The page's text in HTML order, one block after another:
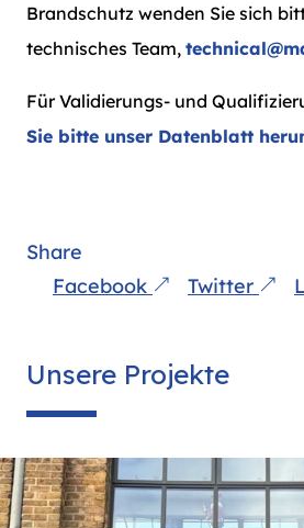
Brandschutz wenden Sie sich
technisches Team,
Für Validierungs- und
Sie bitte unser Datenblatt
Share
Facebook
Twitter
Unsere Projekte